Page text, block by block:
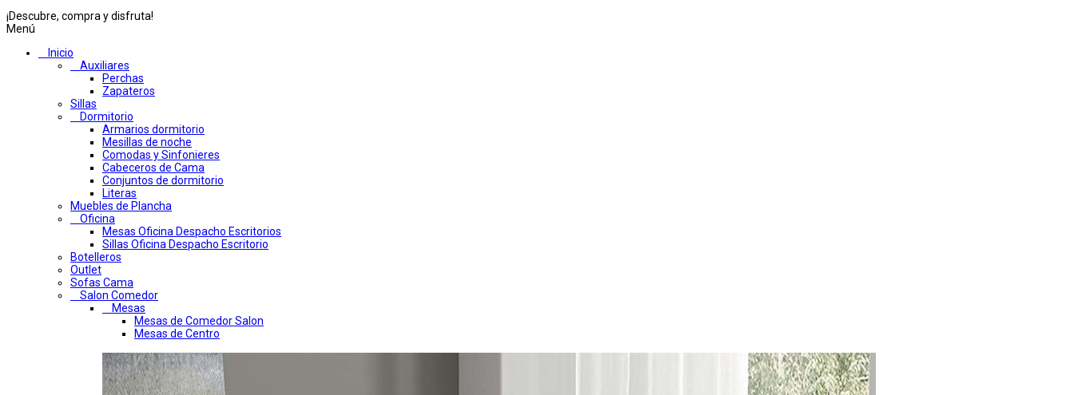
¡Descubre, compra y disfruta!
Menú
Inicio
Auxiliares
Perchas
Zapateros
Sillas
Dormitorio
Armarios dormitorio
Mesillas de noche
Comodas y Sinfonieres
Cabeceros de Cama
Conjuntos de dormitorio
Literas
Muebles de Plancha
Oficina
Mesas Oficina Despacho Escritorios
Sillas Oficina Despacho Escritorio
Botelleros
Outlet
Sofas Cama
Salon Comedor
Mesas
Mesas de Comedor Salon
Mesas de Centro